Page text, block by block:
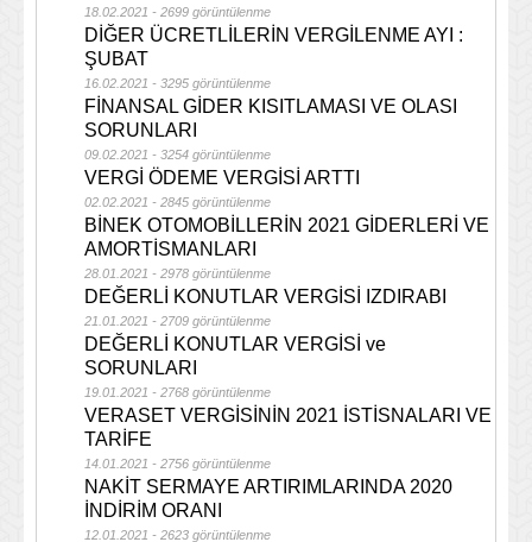
18.02.2021 - 2699 görüntülenme
DİĞER ÜCRETLİLERİN VERGİLENME AYI :
ŞUBAT
16.02.2021 - 3295 görüntülenme
FİNANSAL GİDER KISITLAMASI VE OLASI
SORUNLARI
09.02.2021 - 3254 görüntülenme
VERGİ ÖDEME VERGİSİ ARTTI
02.02.2021 - 2845 görüntülenme
BİNEK OTOMOBİLLERİN 2021 GİDERLERİ VE
AMORTİSMANLARI
28.01.2021 - 2978 görüntülenme
DEĞERLİ KONUTLAR VERGİSİ IZDIRABI
21.01.2021 - 2709 görüntülenme
DEĞERLİ KONUTLAR VERGİSİ ve
SORUNLARI
19.01.2021 - 2768 görüntülenme
VERASET VERGİSİNİN 2021 İSTİSNALARI VE
TARİFE
14.01.2021 - 2756 görüntülenme
NAKİT SERMAYE ARTIRIMLARINDA 2020
İNDİRİM ORANI
12.01.2021 - 2623 görüntülenme